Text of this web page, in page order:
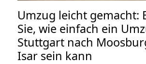
Umzug leicht gemacht:
Sie, wie einfach ein
Stuttgart nach
Isar sein kann